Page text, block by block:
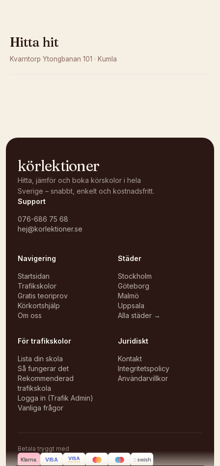
Hitta hit
Kvarntorp Ytongbanan 101 · Kumla
körlektioner
Hitta, jämför och boka körskolor i hela
Sverige – snabbt, enkelt och kostnadsfritt.
Support
076-686 75 68
hej@korlektioner.se
Navigering
Startsidan
Trafikskolor
Gratis teoriprov
Körkortshjälp
Om oss
Städer
Stockholm
Göteborg
Malmö
Uppsala
Alla städer →
För trafikskolor
Lista din skola
Så fungerar det
Rekommenderad
trafikskola
Logga in (Trafik Admin)
Vanliga frågor
Juridiskt
Kontakt
Integritetspolicy
Användarvillkor
Betala tryggt med
Klarna. VISA VISA
ELECTRON swish